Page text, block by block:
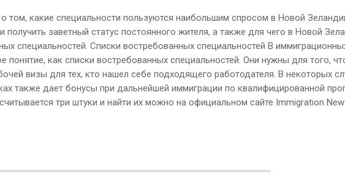
о том, какие специальности пользуются наибольшим спросом в Новой
заветный статус постоянного жителя, а также для чего в Новой
специальностей. Списки востребованных специальностей В
понятие, как списки востребованных специальностей. Они нужны для того,
визы для тех, кто нашел себе подходящего работодателя. В некоторых
также дает бонусы при дальнейшей иммиграции по квалифицированной
три штуки и найти их можно на официальном сайте Immigration New